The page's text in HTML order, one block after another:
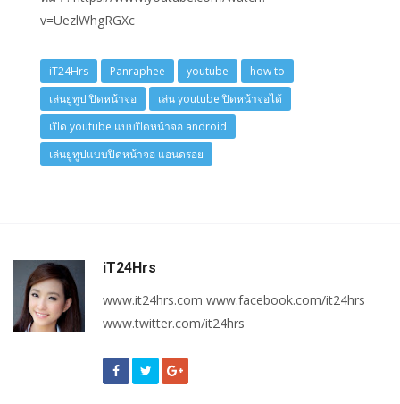
v=UezlWhgRGXc
iT24Hrs Panraphee youtube
how to
เล่นยูทูป ปิดหน้าจอ
เล่น youtube ปิดหน้าจอได้
เปิด youtube แบบปิดหน้าจอ android
เล่นยูทูปแบบปิดหน้าจอ แอนดรอย
iT24Hrs
www.it24hrs.com www.facebook.com/it24hrs
www.twitter.com/it24hrs